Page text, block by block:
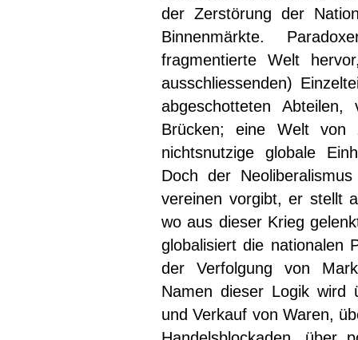
der Zerstörung der
Binnenmärkte.
fragmentierte Welt
ausschliessenden)
abgeschotteten
Brücken; eine Welt von
nichtsnutzige globale
Doch der
vereinen vorgibt, er stellt
wo aus dieser Krieg
globalisiert die nationalen
der Verfolgung von
Namen dieser Logik wird
und Verkauf von Waren,